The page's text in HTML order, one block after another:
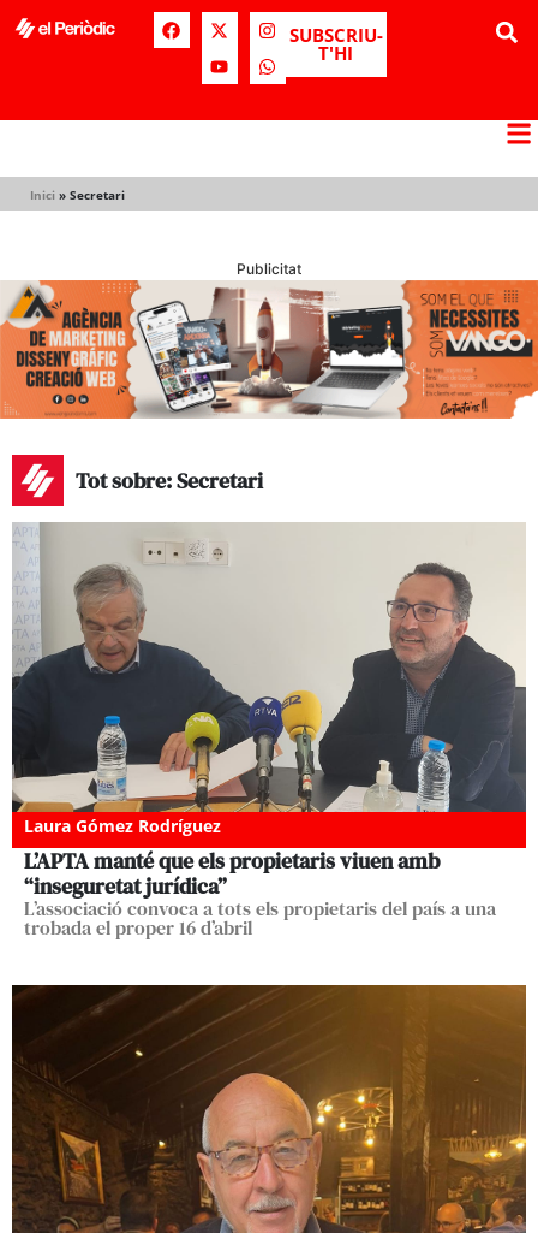
SUBSCRIU-
T'HI
Inici » Secretari
Publicitat
Tot sobre: Secretari
Laura Gómez Rodríguez
L’APTA manté que els propietaris viuen amb
“inseguretat jurídica”
L’associació convoca a tots els propietaris del país a una
trobada el proper 16 d’abril